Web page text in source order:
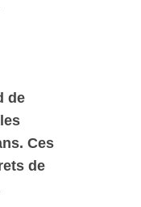
de
Ces
de